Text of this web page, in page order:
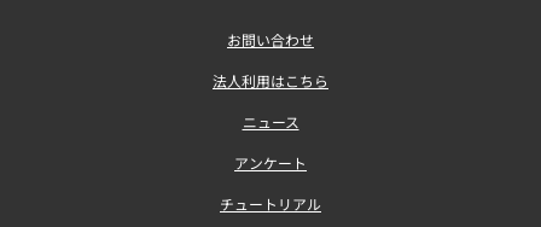
お問い合わせ
法人利用はこちら
ニュース
アンケート
チュートリアル